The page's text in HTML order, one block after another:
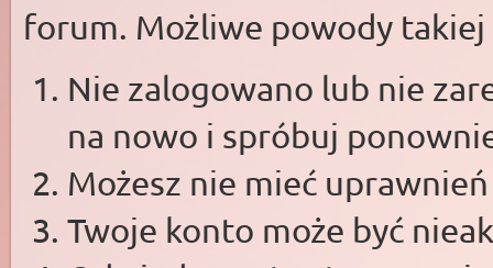
forum. Możliwe powody takiej
Nie zalogowano lub nie
na nowo i spróbuj
Możesz nie mieć
Twoje konto może być